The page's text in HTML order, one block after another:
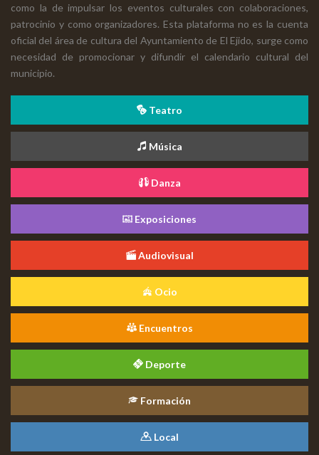
como la de impulsar los eventos culturales con colaboraciones,
patrocinio y como organizadores. Esta plataforma no es la cuenta
oficial del área de cultura del Ayuntamiento de El Ejido, surge como
necesidad de promocionar y difundir el calendario cultural del
municipio.
Teatro
Música
Danza
Exposiciones
Audiovisual
Ocio
Encuentros
Deporte
Formación
Local